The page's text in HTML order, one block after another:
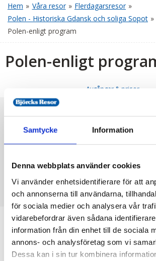
Samtycke Information
Denna webbplats använder cookies
Vi använder enhetsidentifierare för att
och annonserna till användarna,
för sociala medier och analysera vår
vidarebefordrar även sådana
information från din enhet till de sociala
annons- och analysföretag som vi
Dessa kan i sin tur kombinera
Hem » Våra resor » Flerdagarsresor »
Polen - Historiska Gdansk och soliga Sopot »
Polen-enligt program
Polen-enligt
Avgångar & priser
Avgångar & priser
Polen, 4 dagar
8
Resekalender
23/8